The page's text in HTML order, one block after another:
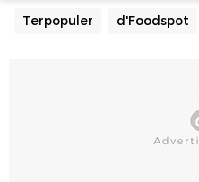
Terpopuler d'Foodspot